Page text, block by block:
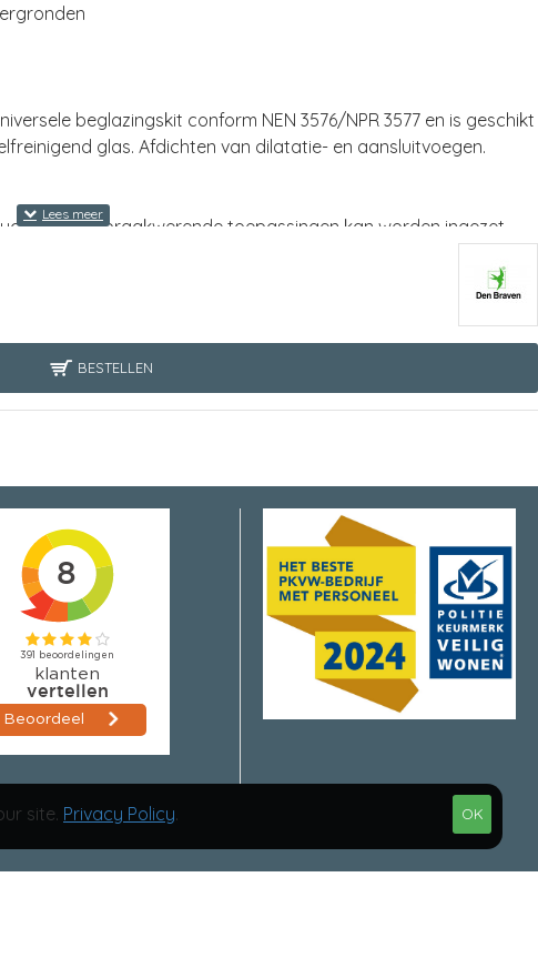
beglazingskit conform NEN 3576/NPR 3577 en is geschikt
glas. Afdichten van dilatatie- en aansluitvoegen.
ook bij inbraakwerende toepassingen kan worden ingezet.
BESTELLEN
OK
site. Privacy Policy.